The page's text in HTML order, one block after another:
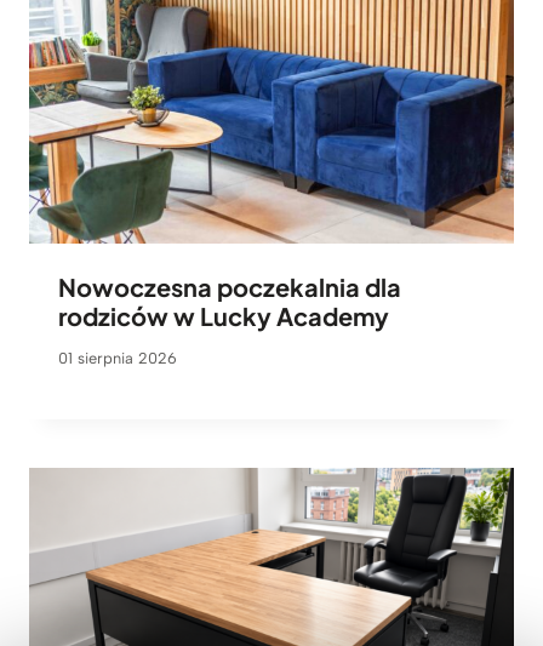
Nowoczesna poczekalnia dla
rodziców w Lucky Academy
01 sierpnia 2026